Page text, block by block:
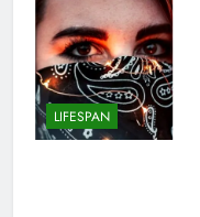
LIFESPAN